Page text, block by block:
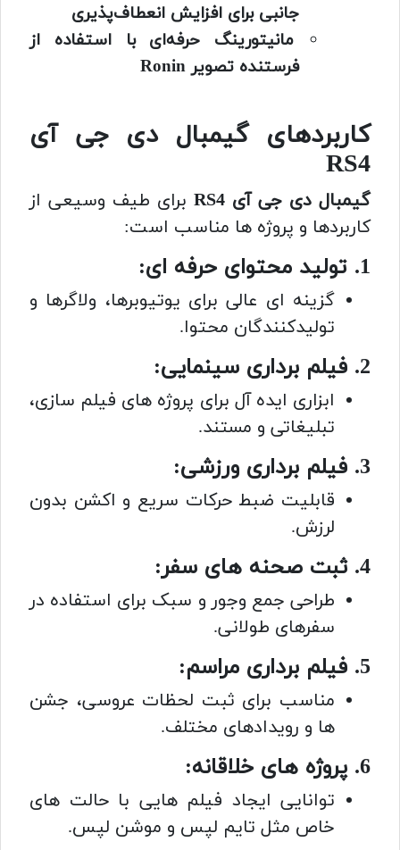
جانبی برای افزایش انعطاف‌پذیری
مانیتورینگ حرفه‌ای با استفاده از
فرستنده تصویر Ronin
کاربردهای گیمبال دی جی آی
RS4
گیمبال دی جی آی RS4
برای طیف وسیعی از
کاربردها و پروژه ها مناسب است:
1. تولید محتوای حرفه ای:
گزینه ای عالی برای یوتیوبرها، ولاگرها و
تولیدکنندگان محتوا.
2. فیلم برداری سینمایی:
ابزاری ایده آل برای پروژه های فیلم سازی،
تبلیغاتی و مستند.
3. فیلم برداری ورزشی:
قابلیت ضبط حرکات سریع و اکشن بدون
لرزش.
4. ثبت صحنه های سفر:
طراحی جمع وجور و سبک برای استفاده در
سفرهای طولانی.
5. فیلم برداری مراسم:
مناسب برای ثبت لحظات عروسی، جشن
ها و رویدادهای مختلف.
6. پروژه های خلاقانه:
توانایی ایجاد فیلم هایی با حالت های
خاص مثل تایم لپس و موشن لپس.